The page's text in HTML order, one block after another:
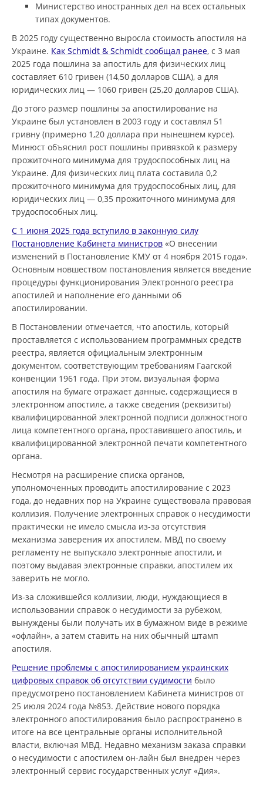
Министерство иностранных дел на всех остальных
типах документов.
В 2025 году существенно выросла стоимость апостиля на
Украине. Как Schmidt & Schmidt сообщал ранее, с 3 мая
2025 года пошлина за апостиль для физических лиц
составляет 610 гривен (14,50 долларов США), а для
юридических лиц — 1060 гривен (25,20 долларов США).
До этого размер пошлины за апостилирование на
Украине был установлен в 2003 году и составлял 51
гривну (примерно 1,20 доллара при нынешнем курсе).
Минюст объяснил рост пошлины привязкой к размеру
прожиточного минимума для трудоспособных лиц на
Украине. Для физических лиц плата составила 0,2
прожиточного минимума для трудоспособных лиц, для
юридических лиц — 0,35 прожиточного минимума для
трудоспособных лиц.
С 1 июня 2025 года вступило в законную силу
Постановление Кабинета министров «О внесении
изменений в Постановление КМУ от 4 ноября 2015 года».
Основным новшеством постановления является введение
процедуры функционирования Электронного реестра
апостилей и наполнение его данными об
апостилировании.
В Постановлении отмечается, что апостиль, который
проставляется с использованием программных средств
реестра, является официальным электронным
документом, соответствующим требованиям Гаагской
конвенции 1961 года. При этом, визуальная форма
апостиля на бумаге отражает данные, содержащиеся в
электронном апостиле, а также сведения (реквизиты)
квалифицированной электронной подписи должностного
лица компетентного органа, проставившего апостиль, и
квалифицированной электронной печати компетентного
органа.
Несмотря на расширение списка органов,
уполномоченных проводить апостилирование с 2023
года, до недавних пор на Украине существовала правовая
коллизия. Получение электронных справок о несудимости
практически не имело смысла из-за отсутствия
механизма заверения их апостилем. МВД по своему
регламенту не выпускало электронные апостили, и
поэтому выдавая электронные справки, апостилем их
заверить не могло.
Из-за сложившейся коллизии, люди, нуждающиеся в
использовании справок о несудимости за рубежом,
вынуждены были получать их в бумажном виде в режиме
«офлайн», а затем ставить на них обычный штамп
апостиля.
Решение проблемы с апостилированием украинских
цифровых справок об отсутствии судимости было
предусмотрено постановлением Кабинета министров от
25 июля 2024 года №853. Действие нового порядка
электронного апостилирования было распространено в
итоге на все центральные органы исполнительной
власти, включая МВД. Недавно механизм заказа справки
о несудимости с апостилем он-лайн был внедрен через
электронный сервис государственных услуг «Дия».